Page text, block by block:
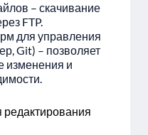
– скачивание
FTP.
для управления
Git) – позволяет
изменения и